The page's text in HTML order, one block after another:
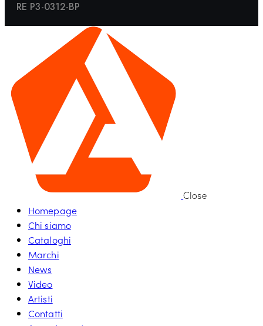
RE P3-0312-BP
Close
Homepage
Chi siamo
Cataloghi
Marchi
News
Video
Artisti
Contatti